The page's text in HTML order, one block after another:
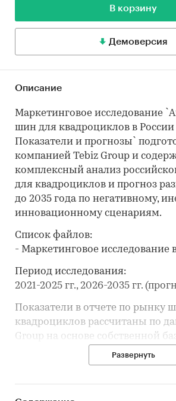
В корзину
Демоверсия
Описание
Маркетинговое исследование
шин для квадроциклов в России
Показатели и прогнозы`
компанией Tebiz Group и
комплексный анализ
для квадроциклов и прогноз
до 2035 года по негативному,
инновационному сценариям.
Список файлов:
- Маркетинговое исследование
Период исследования:
2021-2025 гг., 2026-2035 гг.
Показатели в отчете по рынку
квадроциклов рассчитаны по
Group на основе собственной
официальной статистики,
данных, корпоративной
Развернуть